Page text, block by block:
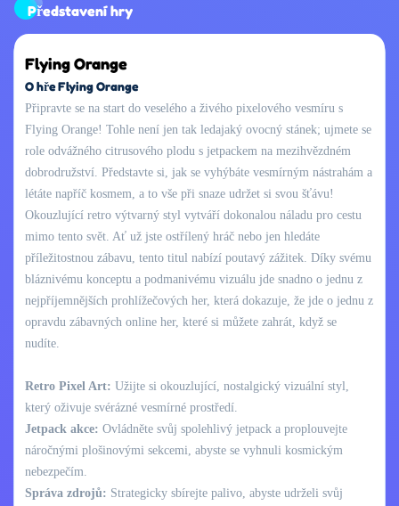
Představení hry
Flying Orange
O hře Flying Orange
Připravte se na start do veselého a živého pixelového vesmíru s
Flying Orange! Tohle není jen tak ledajaký ovocný stánek; ujmete se
role odvážného citrusového plodu s jetpackem na mezihvězdném
dobrodružství. Představte si, jak se vyhýbáte vesmírným nástrahám a
létáte napříč kosmem, a to vše při snaze udržet si svou šťávu!
Okouzlující retro výtvarný styl vytváří dokonalou náladu pro cestu
mimo tento svět. Ať už jste ostřílený hráč nebo jen hledáte
příležitostnou zábavu, tento titul nabízí poutavý zážitek. Díky svému
bláznivému konceptu a podmanivému vizuálu jde snadno o jednu z
nejpříjemnějších prohlížečových her, která dokazuje, že jde o jednu z
opravdu zábavných online her, které si můžete zahrát, když se
nudíte.
Retro Pixel Art: Užijte si okouzlující, nostalgický vizuální styl,
který oživuje svérázné vesmírné prostředí.
Jetpack akce: Ovládněte svůj spolehlivý jetpack a proplouvejte
náročnými plošinovými sekcemi, abyste se vyhnuli kosmickým
nebezpečím.
Správa zdrojů: Strategicky sbírejte palivo, abyste udrželi svůj